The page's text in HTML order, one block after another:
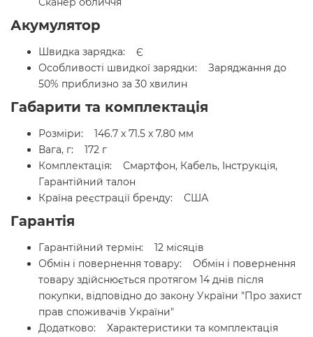
Акумулятор
Швидка зарядка: Є
Особливості швидкої зарядки: Заряджання до
50% приблизно за 30 хвилин
Габарити та комплектація
Розміри: 146.7 x 71.5 x 7.80 мм
Вага, г: 172 г
Комплектація: Смартфон, Кабель, Інструкція,
Гарантійний талон
Країна реєстрації бренду: США
Гарантія
Гарантійний термін: 12 місяців
Обмін і повернення товару: Обмін і повернення
товару здійснюється протягом 14 днів після
покупки, відповідно до закону України "Про захист
прав споживачів України"
Додатково: Характеристики та комплектація